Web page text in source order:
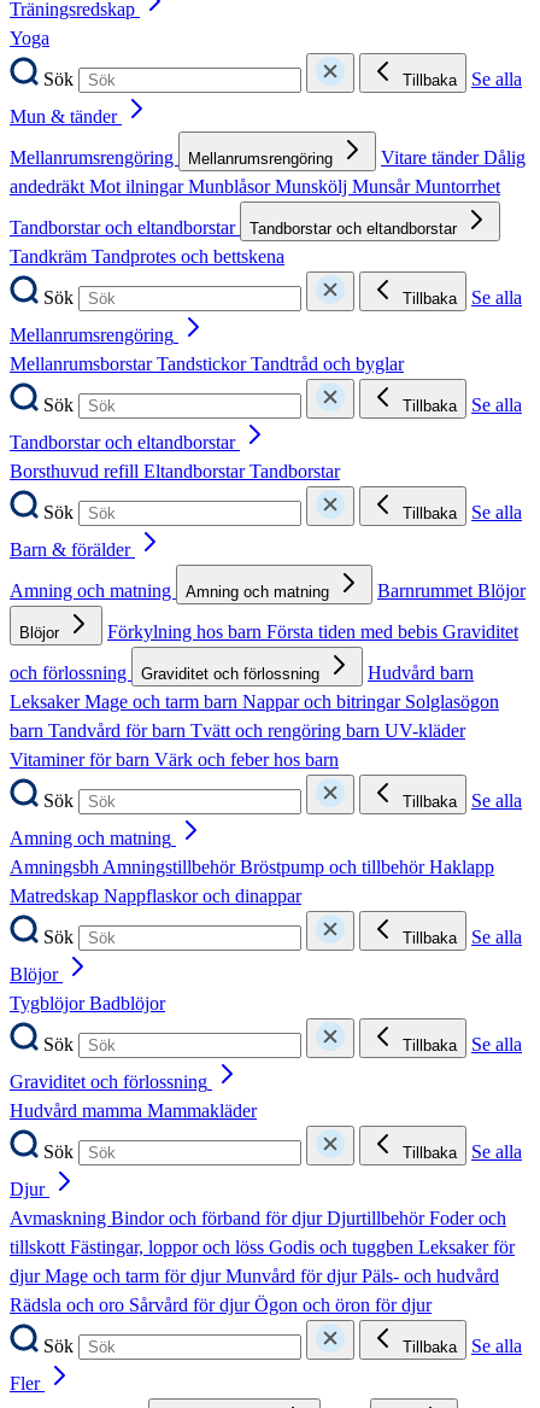
Träningsredskap
Yoga
Sök
Tillbaka
Se alla
Mun & tänder
Mellanrumsrengöring
Mellanrumsrengöring Vitare tänderDålig
andedräktMot ilningarMunblåsorMunskölj MunsårMuntorrhet
Tandborstar och eltandborstar
Tandborstar och eltandborstar
Tandkräm Tandprotes och bettskena
Sök
Tillbaka
Se alla
Mellanrumsrengöring
MellanrumsborstarTandstickorTandtråd och byglar
Sök
Tillbaka
Se alla
Tandborstar och eltandborstar
Borsthuvud refill EltandborstarTandborstar
Sök
Tillbaka
Se alla
Barn & förälder
Amning och matning
Amning och matning BarnrummetBlöjor
Blöjor Förkylning hos barn Första tiden med bebis Graviditet
och förlossning
Graviditet och förlossning
Hudvård barn
LeksakerMage och tarm barn Nappar och bitringar Solglasögon
barn Tandvård för barn Tvätt och rengöring barn UV-kläder
Vitaminer för barn Värk och feber hos barn
Sök
Tillbaka
Se alla
Amning och matning
AmningsbhAmningstillbehörBröstpump och tillbehörHaklapp
Matredskap Nappflaskor och dinappar
Sök
Tillbaka
Se alla
Blöjor
TygblöjorBadblöjor
Sök
Tillbaka
Se alla
Graviditet och förlossning
Hudvård mamma Mammakläder
Sök
Tillbaka
Se alla
Djur
Avmaskning Bindor och förband för djurDjurtillbehörFoder och
tillskottFästingar, loppor och löss Godis och tuggben Leksaker för
djurMage och tarm för djurMunvård för djurPäls- och hudvård
Rädsla och oro Sårvård för djurÖgon och öron för djur
Sök
Tillbaka
Se alla
Fler